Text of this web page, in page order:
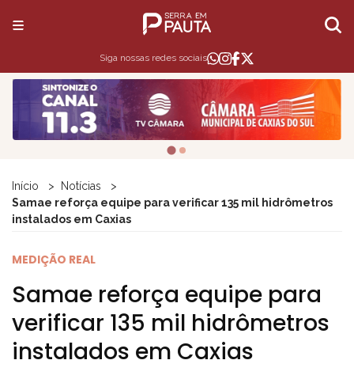
Siga nossas redes sociais
Início
Notícias
Samae reforça equipe para verificar 135 mil hidrômetros
instalados em Caxias
MEDIÇÃO REAL
Samae reforça equipe para
verificar 135 mil hidrômetros
instalados em Caxias